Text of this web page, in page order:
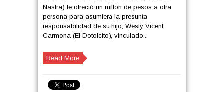
Nastra) le ofreció un millón de pesos a otra
persona para asumiera la presunta
responsabilidad de su hijo, Wesly Vicent
Carmona (El Dotolcito), vinculado...
Read More